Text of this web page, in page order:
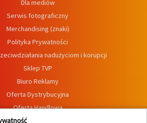
Dla mediów
Serwis fotograficzny
Merchandising (znaki)
Polityka Prywatności
nadużyciom i korupcji
Sklep TVP
Biuro Reklamy
Oferta Dystrybucyjna
Oferta Handlowa
Dostępność